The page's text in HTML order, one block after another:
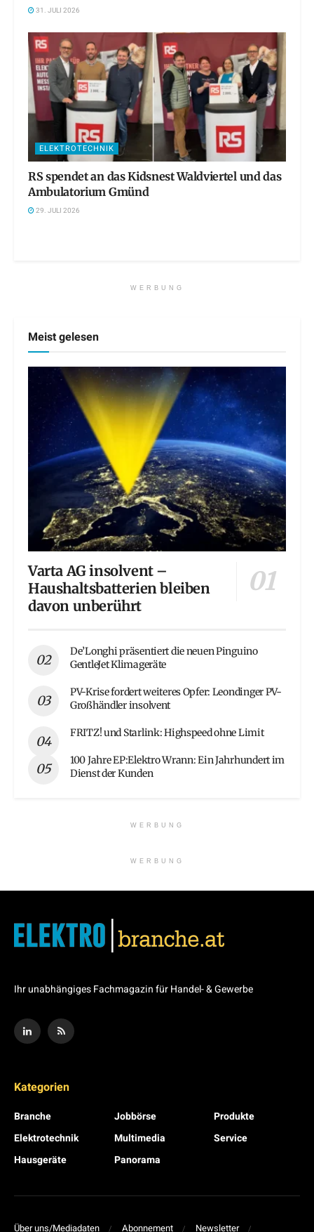
31. JULI 2026
ELEKTROTECHNIK
RS spendet an das Kidsnest Waldviertel und das
Ambulatorium Gmünd
29. JULI 2026
WERBUNG
Meist gelesen
Varta AG insolvent –
Haushaltsbatterien bleiben
davon unberührt
De’Longhi präsentiert die neuen Pinguino
GentleJet Klimageräte
PV-Krise fordert weiteres Opfer: Leondinger PV-
Großhändler insolvent
FRITZ! und Starlink: Highspeed ohne Limit
100 Jahre EP:Elektro Wrann: Ein Jahrhundert im
Dienst der Kunden
WERBUNG
WERBUNG
Ihr unabhängiges Fachmagazin für Handel- & Gewerbe
Kategorien
Branche
Elektrotechnik
Hausgeräte
Jobbörse
Multimedia
Panorama
Produkte
Service
Über uns/Mediadaten Abonnement Newsletter